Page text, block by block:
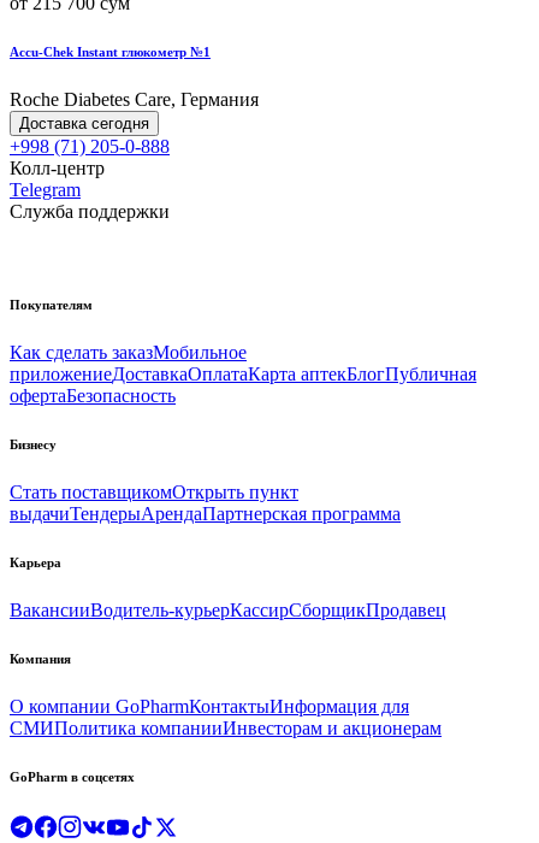
Accu-Chek Instant глюкометр №1
Roche Diabetes Care, Германия
Доставка сегодня
+998 (71) 205-0-888
Колл-центр
Telegram
Служба поддержки
Покупателям
Как сделать заказМобильное
приложениеДоставкаОплатаКарта аптекБлогПубличная
офертаБезопасность
Бизнесу
Стать поставщикомОткрыть пункт
выдачиТендерыАрендаПартнерская программа
Карьера
ВакансииВодитель-курьерКассирСборщикПродавец
Компания
О компании GoPharmКонтактыИнформация для
СМИПолитика компанииИнвесторам и акционерам
GoPharm в соцсетях